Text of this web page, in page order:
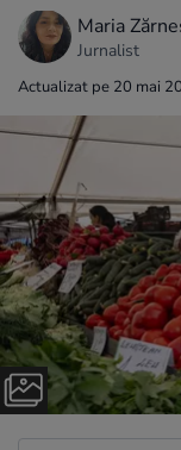
Maria
Jurnalist
Actualizat pe 20 mai